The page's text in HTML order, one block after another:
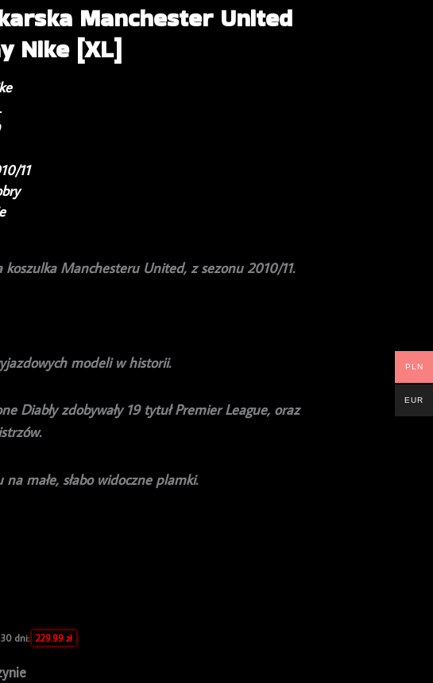
Manchester United
Nike [XL]
11
koszulka Manchesteru United, z sezonu 2010/11.
modeli w historii.
Diabły zdobywały 19 tytuł Premier League, oraz
małe, słabo widoczne plamki.
dni: 229.99 zł
PLN
EUR